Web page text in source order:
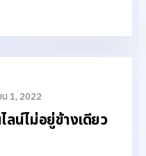
1, 2022
ลน์ไม่อยู่ข้างเดียว